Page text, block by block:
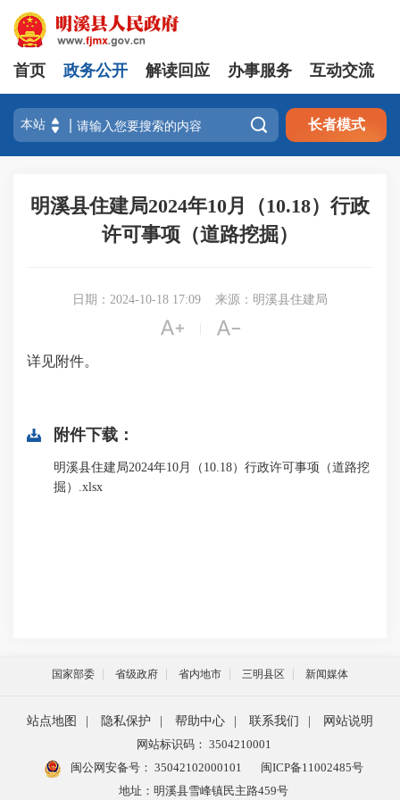
首页 政务公开 解读回应 办事服务 互动交流
 长者模式
明溪县住建局2024年10月（10.18）行政
许可事项（道路挖掘）
日期：2024-10-18 17:09 来源：明溪县住建局
 
详见附件。
附件下载：
明溪县住建局2024年10月（10.18）行政许可事项（道路挖
掘）.xlsx
国家部委 省级政府 省内地市 三明县区 新闻媒体
站点地图 隐私保护 帮助中心 联系我们
网站说明
网站标识码： 3504210001
闽公网安备号： 35042102000101
闽ICP备11002485号
地址：明溪县雪峰镇民主路459号